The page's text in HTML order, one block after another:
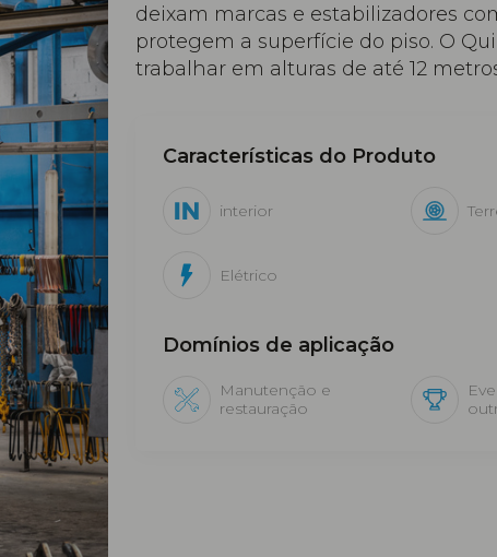
deixam marcas e estabilizadores
protegem a superfície do piso. O
trabalhar em alturas de até 12
Características do Produto
interior
Elétrico
Domínios de aplicação
Manutenção e
restauração